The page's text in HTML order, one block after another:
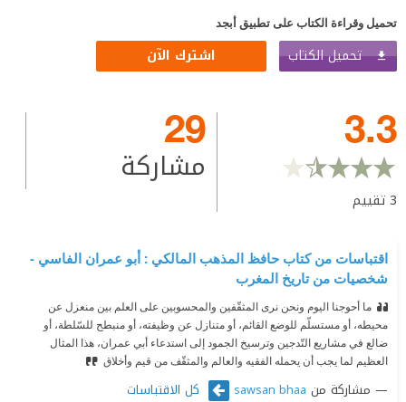
تحميل وقراءة الكتاب على تطبيق أبجد
تحميل الكتاب اشترك الآن
3.3
3تقييم
29
مشاركة
اقتباسات من كتاب حافظ المذهب المالكي : أبو عمران الفاسي -
شخصيات من تاريخ المغرب
ما أحوجنا اليوم ونحن نرى المثقّفين والمحسوبين على العلم بين منعزل عن
محيطه، أو مستسلّم للوضع القائم، أو متنازل عن وظيفته، أو منبطح للسّلطة، أو
ضالع في مشاريع التّدجين وترسيخ الجمود إلى استدعاء أبي عمران، هذا المثال
العظيم لما يجب أن يحمله الفقيه والعالم والمثقّف من قيم وأخلاق
مشاركة من sawsan bhaa كل الاقتباسات